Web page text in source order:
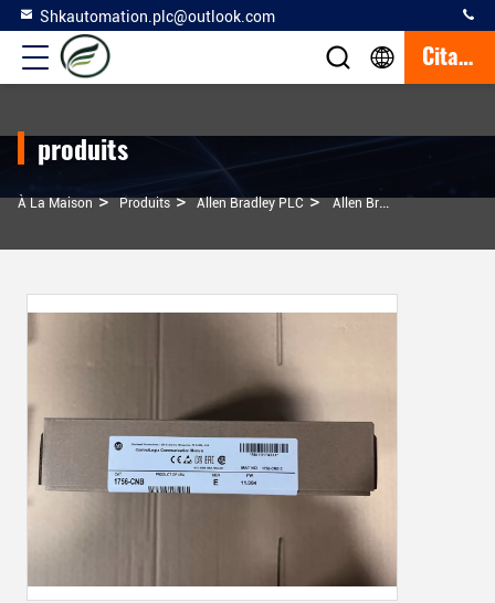
Shkautomation.plc@outlook.com
Citation
produits
À La Maison > Produits > Allen Bradley PLC > Allen Bradley 1756-CNBE PLC ControlLogix Module De Communication Original En Stock